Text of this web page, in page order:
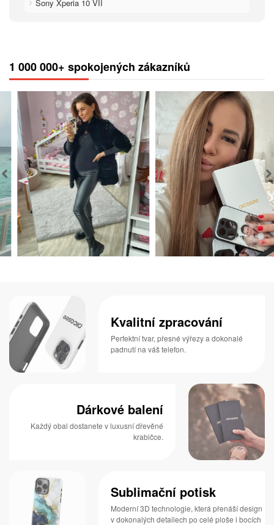
Sony Xperia 10 VII
1 000 000+ spokojených zákazníků
Kvalitní zpracování
Perfektní tvar, přesné výřezy a dokonalé
padnutí na váš telefon.
Dárkové balení
Každý obal dostanete v luxusní dřevěné
krabičce.
Sublimační potisk
Moderní 3D technologie, která přenáší design
v dokonalých detailech po celé ploše i bocích